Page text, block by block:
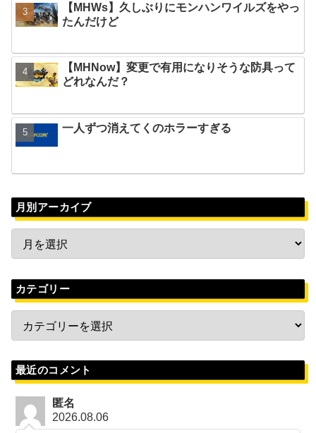
【MHWs】久しぶりにモンハンワイルズをやっ
たんだけど
【MHNow】変更で有用になりそうな防具って
どれなんだ？
一人ずつ消えてくのホラーすぎる
月別アーカイブ
カテゴリー
最近のコメント
匿名
2026.08.06